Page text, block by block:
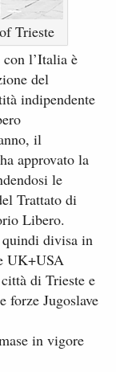
Trieste
con l’Italia è
del
indipendente
il
approvato la
le
Trattato di
Libero.
quindi divisa in
UK+USA
di Trieste e
forze Jugoslave
in vigore